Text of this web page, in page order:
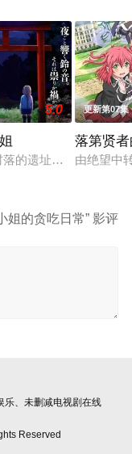
的神秘粒子“梅比乌
5.0
的遗址深处，那一片
更新第07集
落第贤
由绝望中
姐的贪吃日常” 影评
乐、未删减电视剧在线
Reserved